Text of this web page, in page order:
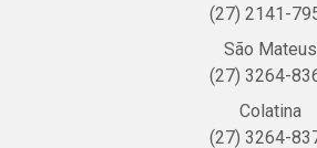
(27) 2141-
São Mateus
(27) 3264-
Colatina
(27) 3264-